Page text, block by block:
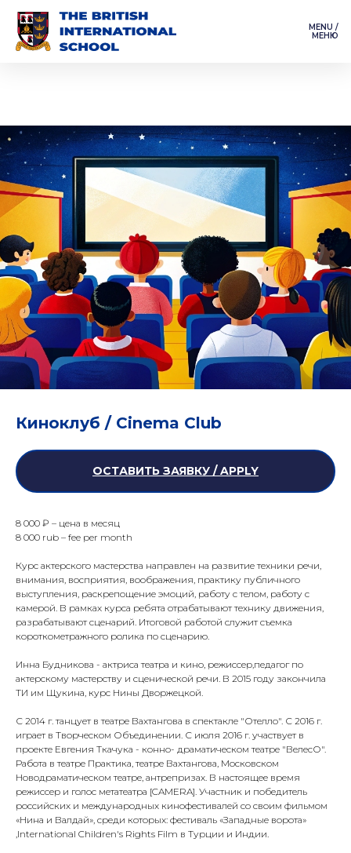
MENU /
МЕНЮ
Киноклуб / Cinema Club
ОСТАВИТЬ ЗАЯВКУ / APPLY
8 000 ₽ – цена в месяц
8 000 rub – fee per month
Курс актерского мастерства направлен на развитие техники речи,
внимания, восприятия, воображения, практику публичного
выступления, раскрепощение эмоций, работу с телом, работу с
камерой. В рамках курса ребята отрабатывают технику движения,
разрабатывают сценарий. Итоговой работой служит съемка
короткометражного ролика по сценарию.
Инна Будникова - актриса театра и кино, режиссер,педагог по
актерскому мастерству и сценической речи. В 2015 году закончила
ТИ им Щукина, курс Нины Дворжецкой.
С 2014 г. танцует в театре Вахтангова в спектакле "Отелло". С 2016 г.
играет в Творческом Объединении. С июля 2016 г. участвует в
проекте Евгения Ткачука - конно- драматическом театре "ВелесО".
Работа в театре Практика, театре Вахтангова, Московском
Новодраматическом театре, антрепризах. В настоящее время
режиссер и голос метатеатра [CAMERA]. Участник и победитель
российских и международных кинофестивалей со своим фильмом
«Нина и Валдай», среди которых: фестиваль «Западные ворота»
,International Children's Rights Film в Турции и Индии.